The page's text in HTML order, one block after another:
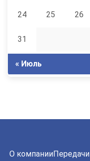
24 25 26
31
« Июль
О компанииПередачи